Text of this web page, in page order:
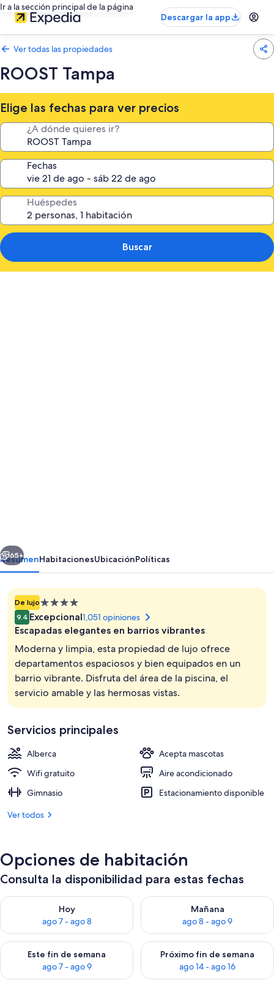
Ir a la sección principal de la página
Descargar la app
Ver todas las propiedades
ROOST Tampa
Elige las fechas para ver precios
¿A dónde quieres ir?
Fechas
Huéspedes
Buscar
Smart TV, Netflix, Hulu y bocina smart
Siguiente
65+
ResumenHabitacionesUbicaciónPolíticas
De lujoPropiedad
de
4.0
9.4 Excepcional1,051 opiniones
Escapadas elegantes en barrios vibrantes
Moderna y limpia, esta propiedad de lujo ofrece
departamentos espaciosos y bien equipados en un
barrio vibrante. Disfruta del área de la piscina, el
servicio amable y las hermosas vistas.
Servicios principales
Alberca
Acepta mascotas
Wifi gratuito
Aire acondicionado
Gimnasio
Estacionamiento disponible
Ver todos
Opciones de habitación
Consulta la disponibilidad para estas fechas
Hoy
ago 7 - ago 8
Consulta la disponibilidad para hoy ago 7 - ago 8
Mañana
ago 8 - ago 9
Consulta la disponibilidad
Este fin de semana
ago 7 - ago 9
Consulta la disponibilidad para este fin de semana ago 7 -
Próximo fin de semana
ago 14 - ago 16
Consulta la disponibilidad